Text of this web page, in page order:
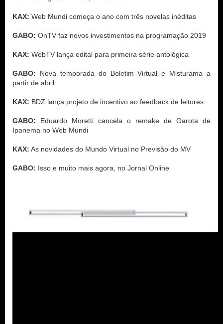
KAX: Web Mundi começa o ano com três novelas inéditas
GABO: OnTV faz novos investimentos na programação 2019
KAX: WebTV lança edital para primeira série antológica
GABO: Nova temporada do Boletim Virtual e Misturama a
partir de abril
KAX: BDZ lança projeto de incentivo ao feedback de leitores
GABO: Eduardo Moretti cancela o remake de Garota de
Ipanema no Web Mundi
KAX: As novidades do Mundo Virtual no Previsão do MV
GABO: Isso e muito mais agora, no Jornal Online